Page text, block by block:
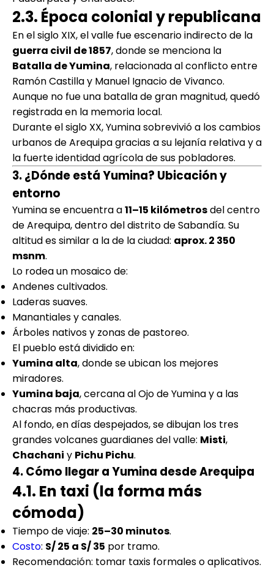
2.3. Época colonial y republicana
En el siglo XIX, el valle fue escenario indirecto de la
guerra civil de 1857, donde se menciona la
Batalla de Yumina, relacionada al conflicto entre
Ramón Castilla y Manuel Ignacio de Vivanco.
Aunque no fue una batalla de gran magnitud, quedó
registrada en la memoria local.
Durante el siglo XX, Yumina sobrevivió a los cambios
urbanos de Arequipa gracias a su lejanía relativa y a
la fuerte identidad agrícola de sus pobladores.
3. ¿Dónde está Yumina? Ubicación y
entorno
Yumina se encuentra a11–15 kilómetrosdel centro
de Arequipa, dentro del distrito de Sabandía. Su
altitud es similar a la de la ciudad: aprox. 2 350
msnm.
Lo rodea un mosaico de:
Andenes cultivados.
Laderas suaves.
Manantiales y canales.
Árboles nativos y zonas de pastoreo.
El pueblo está dividido en:
Yumina alta, donde se ubican los mejores
miradores.
Yumina baja, cercana al Ojo de Yumina y a las
chacras más productivas.
Al fondo, en días despejados, se dibujan los tres
grandes volcanes guardianes del valle: Misti,
Chachani y Pichu Pichu.
4. Cómo llegar a Yumina desde Arequipa
4.1. En taxi (la forma más
cómoda)
Tiempo de viaje: 25–30 minutos.
Costo: S/ 25 a S/ 35 por tramo.
Recomendación: tomar taxis formales o aplicativos.